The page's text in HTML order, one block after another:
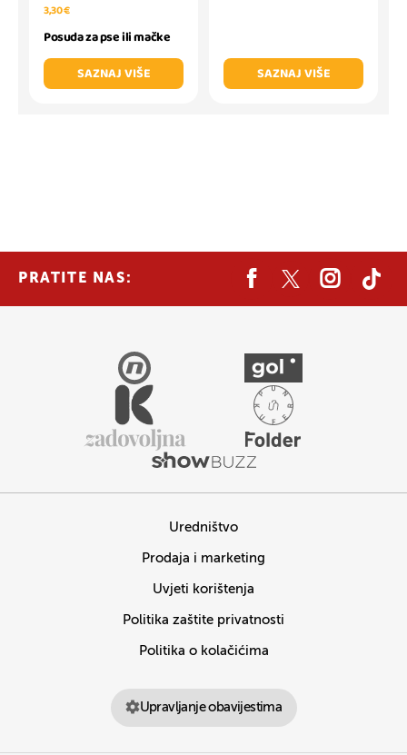
3,30 €
Posuda za pse ili mačke
SAZNAJ VIŠE
SAZNAJ VIŠE
PRATITE NAS:
Uredništvo
Prodaja i marketing
Uvjeti korištenja
Politika zaštite privatnosti
Politika o kolačićima
Upravljanje obavijestima